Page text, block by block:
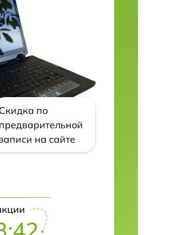
Скидка по
предварительной
на сайте